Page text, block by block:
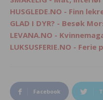
HUSGLEDE.NO - Finn
GLAD I DYR? - Besøk
LEVANA.NO -
LUKSUSFERIE.NO -
Facebook